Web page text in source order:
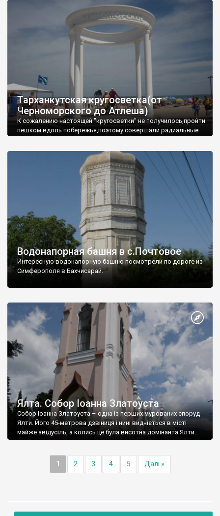
Тарханкутская кругосветка(от
Черноморского до Атлеша)
К сожалению настоящей "кругосветки" не получилось,пройти
пешком вдоль побережья,поэтому совершали радиальные
Водонапорная башня в с.Почтовое
Интересную водонапорную башню посмотрели по дороге из
Симферополя в Бахчисарай.
Ялта. Собор Іоанна Златоуста
Собор Іоанна Златоуста – одна із перших мурованих споруд
Ялти. Його 45-метрова дзвіниця і нині видніється в місті
майже звідусіль, а колись це була висотна домінанта Ялти.
1 2 3 4 5 Далі »